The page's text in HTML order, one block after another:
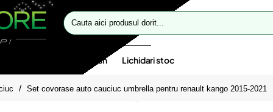
Cauta
aici
Oferte flash Lichidari stoc
Set covorase auto cauciuc umbrella pentru renault kango 2015-2021